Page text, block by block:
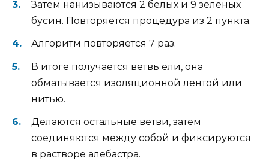
Затем нанизываются 2 белых и 9 зеленых
бусин. Повторяется процедура из 2 пункта.
Алгоритм повторяется 7 раз.
В итоге получается ветвь ели, она
обматывается изоляционной лентой или
нитью.
Делаются остальные ветви, затем
соединяются между собой и фиксируются
в растворе алебастра.